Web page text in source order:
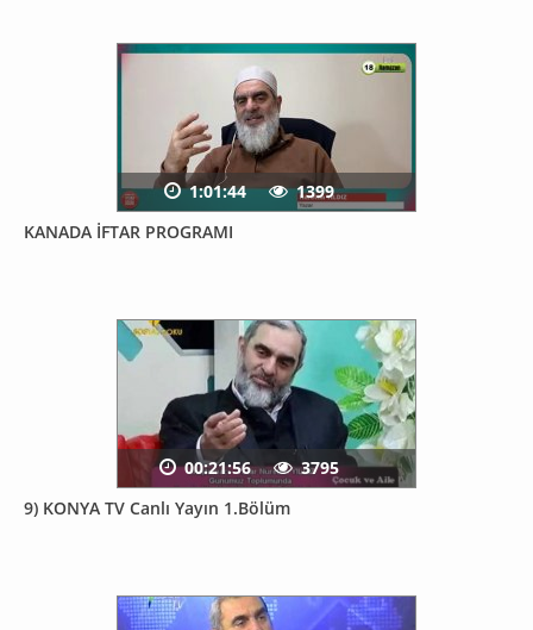
KANADA İFTAR PROGRAMI
1:01:44 1399
9) KONYA TV Canlı Yayın 1.Bölüm
00:21:56 3795